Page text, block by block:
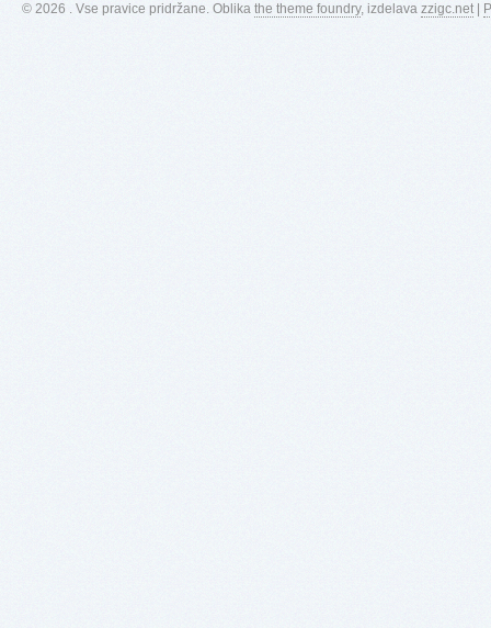
© 2026 . Vse pravice pridržane. Oblika the theme foundry, izdelava zzigc.net|